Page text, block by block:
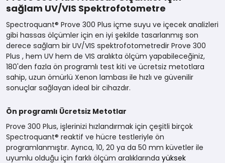
sağlam UV/VIS Spektrofotometre
Spectroquant® Prove 300 Plus içme suyu ve içecek analizleri
gibi hassas ölçümler için en iyi şekilde tasarlanmış son
derece sağlam bir UV/VIS spektrofotometredir Prove 300
Plus , hem UV hem de VIS aralıkta ölçüm yapabileceğiniz,
180'den fazla ön programlı test kiti ve ücretsiz metotlara
sahip, uzun ömürlü Xenon lambası ile hızlı ve güvenilir
sonuçlar sağlayan ideal bir cihazdır.
Ön programlı Ücretsiz Metotlar
Prove 300 Plus, işlerinizi hızlandırmak için çeşitli birçok
Spectroquant® reaktif ve hücre testleriyle ön
programlanmıştır. Ayrıca, 10, 20 ya da 50 mm küvetler ile
uyumlu olduğu için farklı ölçüm aralıklarında yüksek